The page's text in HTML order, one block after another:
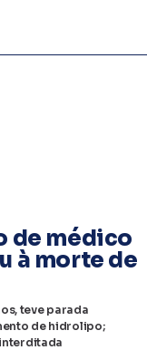
de médico
à morte de
teve parada
de hidrolipo;